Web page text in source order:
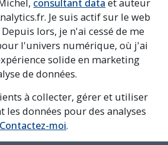
consultant data et auteur
Je suis actif sur le web
lors, je n'ai cessé de me
l'univers numérique, où j'ai
solide en marketing
de données.
à collecter, gérer et utiliser
les données pour des analyses
Contactez-moi.